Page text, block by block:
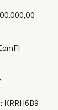
KRRH6B9